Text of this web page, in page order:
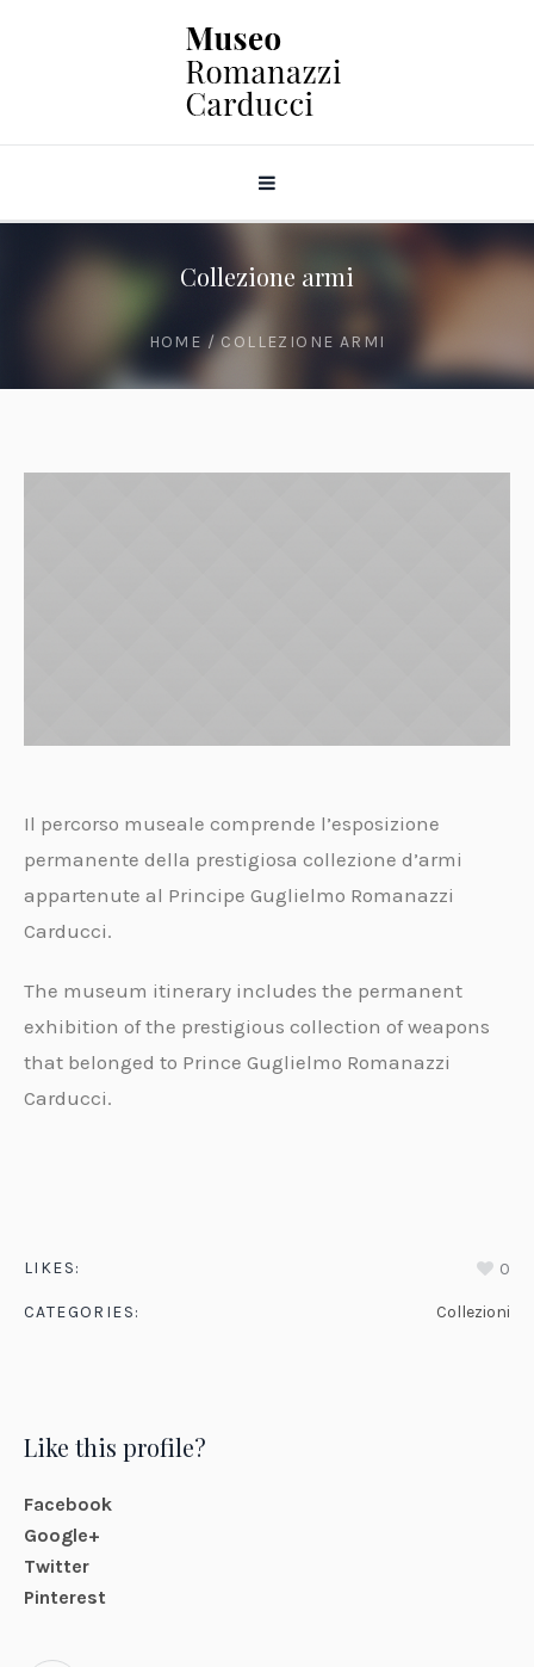
Collezione armi
HOME / COLLEZIONE ARMI
LIKES: 0
CATEGORIES: Collezioni
Il percorso museale comprende l’esposizione
permanente della prestigiosa collezione d’armi
appartenute al Principe Guglielmo Romanazzi
Carducci.
The museum itinerary includes the permanent
exhibition of the prestigious collection of weapons
that belonged to Prince Guglielmo Romanazzi
Carducci.
Like this profile?
Facebook
Google+
Twitter
Pinterest